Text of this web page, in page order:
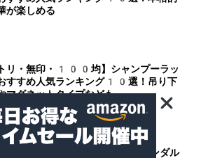
が楽しめる
トリ・無印・100均】シャンプーラッ
すすめ人気ランキング10選！吊り下
マグネットタイプなども
トリ・無印・100均】水抜きサンダル